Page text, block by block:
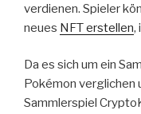
verdienen. Spieler
neues NFT erstellen,
Da es sich um ein
Pokémon verglichen
Sammlerspiel